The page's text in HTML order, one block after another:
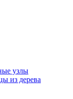
узлы
из дерева